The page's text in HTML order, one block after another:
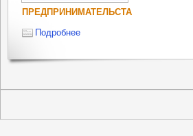
ПРЕДПРИНИМАТЕЛЬСТА
Подробнее